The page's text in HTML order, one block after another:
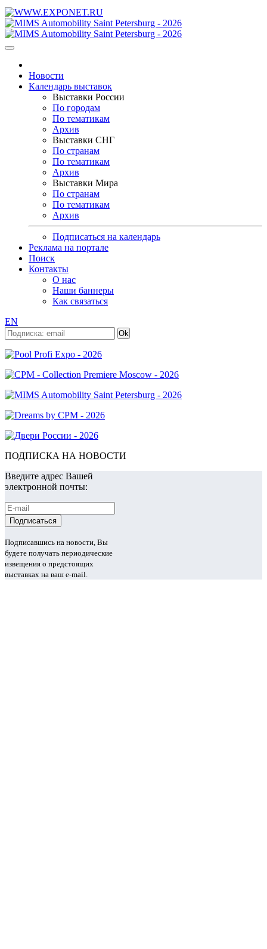
Новости
Календарь выставок
Выставки России
По городам
По тематикам
Архив
Выставки СНГ
По странам
По тематикам
Архив
Выставки Мира
По странам
По тематикам
Архив
Подписаться на календарь
Реклама на портале
Поиск
Контакты
О нас
Наши баннеры
Как связаться
EN
ПОДПИСКА НА НОВОСТИ
Введите адрес Вашей
электронной почты:
Подписавшись на новости, Вы
будете получать периодические
извещения о предстоящих
выставках на ваш e-mail.